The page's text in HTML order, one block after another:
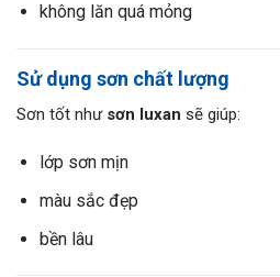
không lăn quá mỏng
Sử dụng sơn chất lượng
Sơn tốt như sơn luxan sẽ giúp:
lớp sơn mịn
màu sắc đẹp
bền lâu